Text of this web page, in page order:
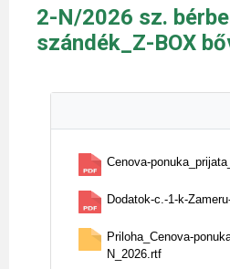
2-N/2026 sz.
szándék_Z-BOX
Cenova-
Dodatok-c.-1-k-
Priloha_Cenova-
N_2026.rtf